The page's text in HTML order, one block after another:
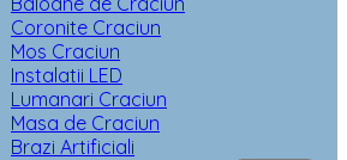
Coronite Craciun
Mos Craciun
Instalatii LED
Lumanari Craciun
Masa de Craciun
Brazi Artificiali